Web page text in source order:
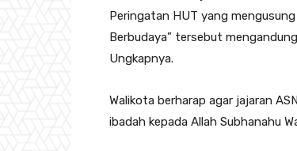
Peringatan HUT yang
Berbudaya” tersebut
Ungkapnya.
Walikota berharap agar jajaran
ibadah kepada Allah Subhanahu